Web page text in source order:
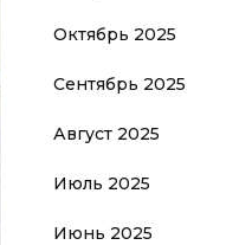
Октябрь 2025
Сентябрь 2025
Август 2025
Июль 2025
Июнь 2025